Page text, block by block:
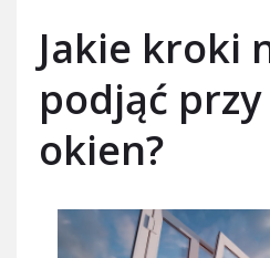
Jakie kroki
podjąć
okien?